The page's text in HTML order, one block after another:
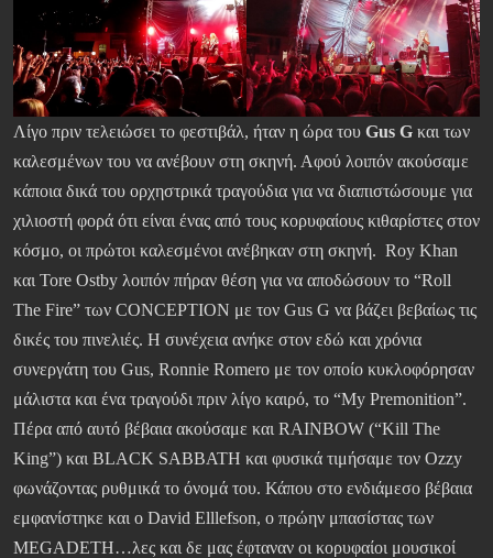
Λίγο πριν τελειώσει το φεστιβάλ, ήταν η ώρα του Gus G και των
καλεσμένων του να ανέβουν στη σκηνή. Αφού λοιπόν ακούσαμε
κάποια δικά του ορχηστρικά τραγούδια για να διαπιστώσουμε για
χιλιοστή φορά ότι είναι ένας από τους κορυφαίους κιθαρίστες στον
κόσμο, οι πρώτοι καλεσμένοι ανέβηκαν στη σκηνή. Roy Khan
και Tore Ostby λοιπόν πήραν θέση για να αποδώσουν το “Roll
The Fire” των CONCEPTION με τον Gus G να βάζει βεβαίως τις
δικές του πινελιές. Η συνέχεια ανήκε στον εδώ και χρόνια
συνεργάτη του Gus, Ronnie Romero με τον οποίο κυκλοφόρησαν
μάλιστα και ένα τραγούδι πριν λίγο καιρό, το “My Premonition”.
Πέρα από αυτό βέβαια ακούσαμε και RAINBOW (“Kill The
King”) και BLACK SABBATH και φυσικά τιμήσαμε τον Ozzy
φωνάζοντας ρυθμικά το όνομά του. Κάπου στο ενδιάμεσο βέβαια
εμφανίστηκε και ο David Elllefson, ο πρώην μπασίστας των
MEGADETH…λες και δε μας έφταναν οι κορυφαίοι μουσικοί